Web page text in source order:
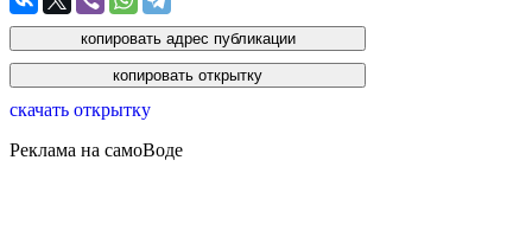
скачать открытку
Реклама на самоВоде